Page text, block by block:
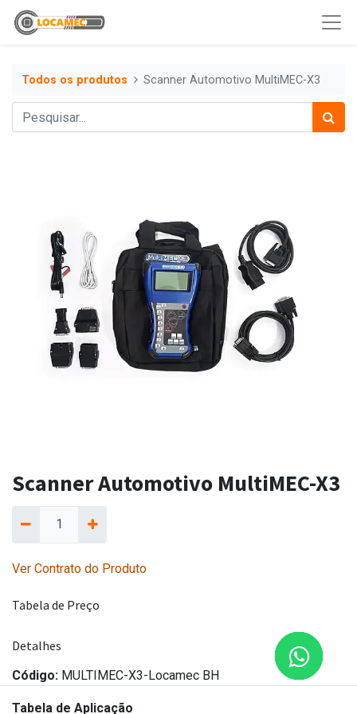
Todos os produtos Scanner Automotivo MultiMEC-X3
Scanner Automotivo MultiMEC-X3
Ver Contrato do Produto
Tabela de Preço
Detalhes
Código: MULTIMEC-X3-Locamec BH
Tabela de Aplicação